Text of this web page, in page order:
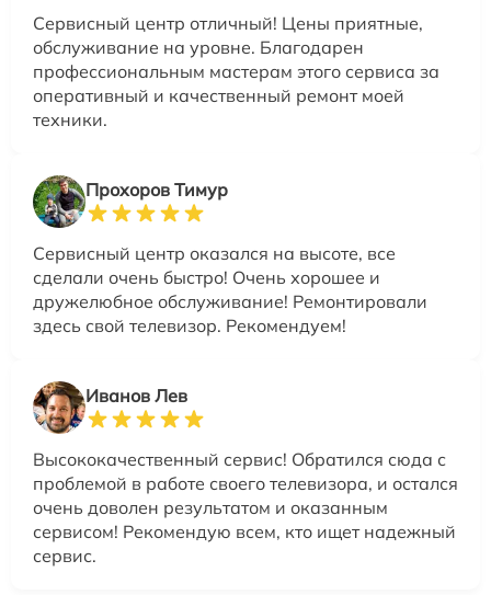
Сервисный центр отличный! Цены приятные,
обслуживание на уровне. Благодарен
профессиональным мастерам этого сервиса за
оперативный и качественный ремонт моей
техники.
Прохоров Тимур
Сервисный центр оказался на высоте, все
сделали очень быстро! Очень хорошее и
дружелюбное обслуживание! Ремонтировали
здесь свой телевизор. Рекомендуем!
Иванов Лев
Высококачественный сервис! Обратился сюда с
проблемой в работе своего телевизора, и остался
очень доволен результатом и оказанным
сервисом! Рекомендую всем, кто ищет надежный
сервис.